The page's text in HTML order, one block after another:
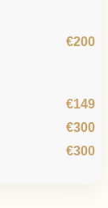
€200
€149
€300
€300